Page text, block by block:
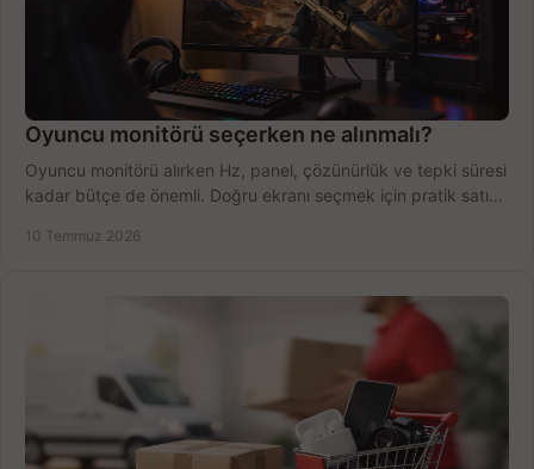
Oyuncu monitörü seçerken ne alınmalı?
Oyuncu monitörü alırken Hz, panel, çözünürlük ve tepki süresi
kadar bütçe de önemli. Doğru ekranı seçmek için pratik satın
10 Temmuz 2026